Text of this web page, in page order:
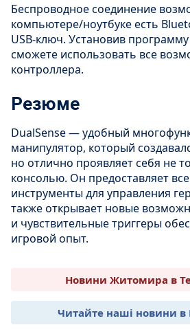
Беспроводное соединение
компьютере/ноутбуке есть
USB-ключ. Установив
сможете использовать все
контроллера.
Резюме
DualSense — удобный
манипулятор, который
но отлично проявляет себя не
консолью. Он предоставляет
инструменты для управления
также открывает новые
и чувствительные триггеры
игровой опыт.
Новини Житомира в
Читайте наші новини в